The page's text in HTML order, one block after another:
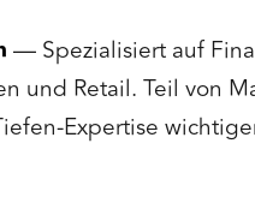
— Spezialisiert auf
und Retail. Teil von
Expertise